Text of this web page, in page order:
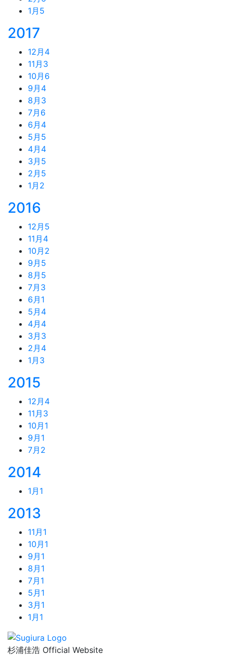
1月 5
2017
12月 4
11月 3
10月 6
9月 4
8月 3
7月 6
6月 4
5月 5
4月 4
3月 5
2月 5
1月 2
2016
12月 5
11月 4
10月 2
9月 5
8月 5
7月 3
6月 1
5月 4
4月 4
3月 3
2月 4
1月 3
2015
12月 4
11月 3
10月 1
9月 1
7月 2
2014
1月 1
2013
11月 1
10月 1
9月 1
8月 1
7月 1
5月 1
3月 1
1月 1
杉浦佳浩 Official Website